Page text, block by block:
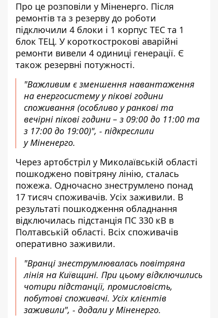
Про це розповіли у Міненерго. Після
ремонтів та з резерву до роботи
підключили 4 блоки і 1 корпус ТЕС та 1
блок ТЕЦ. У короткострокові аварійні
ремонти вивели 4 одиниці генерації. Є
також резервні потужності.
"Важливим є зменшення навантаження
на енергосистему у пікові години
споживання (особливо у ранкові та
вечірні пікові години – з 09:00 до 11:00 та
з 17:00 до 19:00)", - підкреслили
у Міненерго.
Через артобстріл у Миколаївській області
пошкоджено повітряну лінію, сталась
пожежа. Одночасно знеструмлено понад
17 тисяч споживачів. Усіх заживили. В
результаті пошкодження обладнання
відключилась підстанція ПС 330 кВ в
Полтавській області. Всіх споживачів
оперативно заживили.
"Вранці знеструмлювалась повітряна
лінія на Київщині. При цьому відключились
чотири підстанції, промисловість,
побутові споживачі. Усіх клієнтів
заживили", - додали у Міненерго.